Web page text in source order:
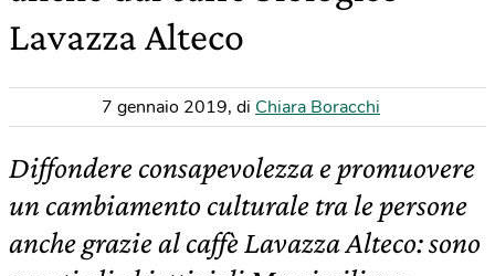
Lavazza Alteco
7 gennaio 2019, di Chiara Boracchi
Diffondere consapevolezza e promuovere
un cambiamento culturale tra le persone
anche grazie al caffè Lavazza Alteco: sono